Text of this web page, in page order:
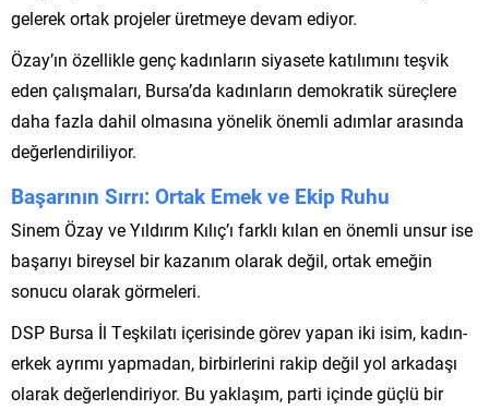
gelerek ortak projeler üretmeye devam ediyor.
Özay’ın özellikle genç kadınların siyasete katılımını teşvik
eden çalışmaları, Bursa’da kadınların demokratik süreçlere
daha fazla dahil olmasına yönelik önemli adımlar arasında
değerlendiriliyor.
Başarının Sırrı: Ortak Emek ve Ekip Ruhu
Sinem Özay ve Yıldırım Kılıç’ı farklı kılan en önemli unsur ise
başarıyı bireysel bir kazanım olarak değil, ortak emeğin
sonucu olarak görmeleri.
DSP Bursa İl Teşkilatı içerisinde görev yapan iki isim, kadın-
erkek ayrımı yapmadan, birbirlerini rakip değil yol arkadaşı
olarak değerlendiriyor. Bu yaklaşım, parti içinde güçlü bir